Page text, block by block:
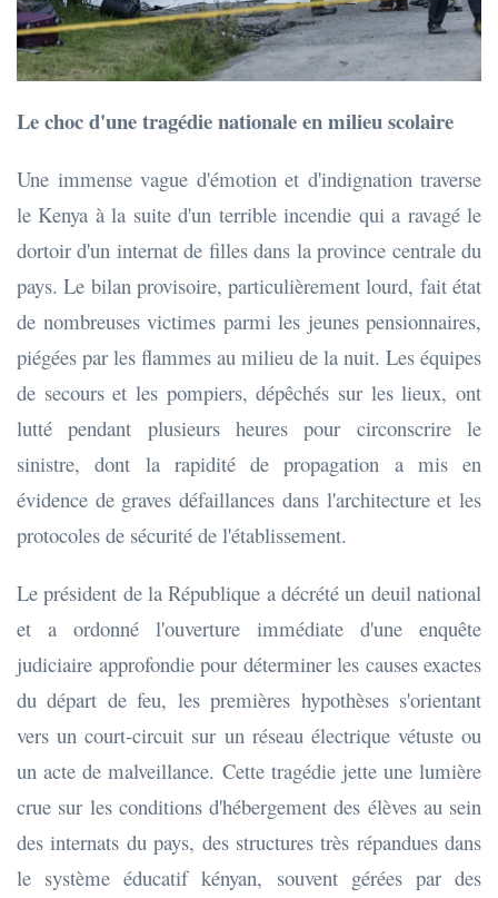
Le choc d'une tragédie nationale en milieu scolaire
Une immense vague d'émotion et d'indignation traverse
le Kenya à la suite d'un terrible incendie qui a ravagé le
dortoir d'un internat de filles dans la province centrale du
pays. Le bilan provisoire, particulièrement lourd, fait état
de nombreuses victimes parmi les jeunes pensionnaires,
piégées par les flammes au milieu de la nuit. Les équipes
de secours et les pompiers, dépêchés sur les lieux, ont
lutté pendant plusieurs heures pour circonscrire le
sinistre, dont la rapidité de propagation a mis en
évidence de graves défaillances dans l'architecture et les
protocoles de sécurité de l'établissement.
Le président de la République a décrété un deuil national
et a ordonné l'ouverture immédiate d'une enquête
judiciaire approfondie pour déterminer les causes exactes
du départ de feu, les premières hypothèses s'orientant
vers un court-circuit sur un réseau électrique vétuste ou
un acte de malveillance. Cette tragédie jette une lumière
crue sur les conditions d'hébergement des élèves au sein
des internats du pays, des structures très répandues dans
le système éducatif kényan, souvent gérées par des